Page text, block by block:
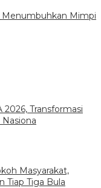
Menumbuhkan Mimpi
Transformasi
Masyarakat,
Tiap Tiga Bula